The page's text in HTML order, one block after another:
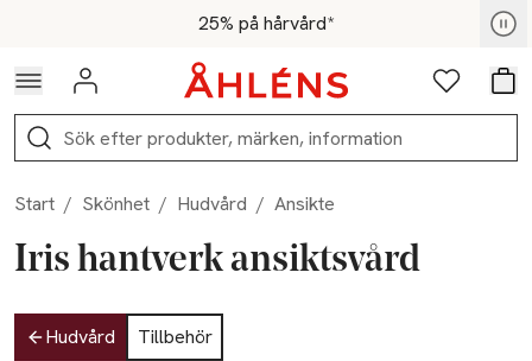
Hoppa till navigationsmenyn25% på hårvård*
För medlemmar - Shoppa nu
Logga in Favoriter
Sök
Start / Skönhet / Hudvård / Ansikte
Iris hantverk ansiktsvård
Hoppa till produktsidan
Hudvård
Tillbehör